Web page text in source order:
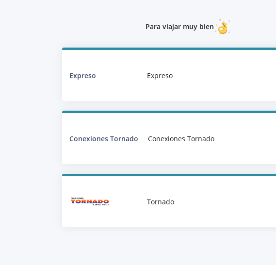
Para viajar muy bien
Expreso Expreso
Conexiones Tornado Conexiones Tornado
Tornado